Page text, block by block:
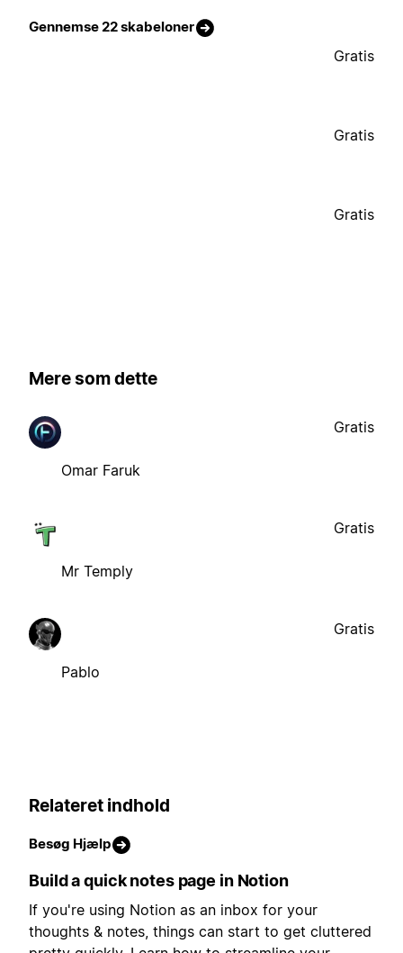
Gennemse 22 skabeloner
Gratis
Gratis
Gratis
Mere som dette
Omar Faruk
Gratis
Mr Temply
Gratis
Pablo
Gratis
Relateret indhold
Besøg Hjælp
Build a quick notes page in Notion
If you're using Notion as an inbox for your
thoughts & notes, things can start to get cluttered